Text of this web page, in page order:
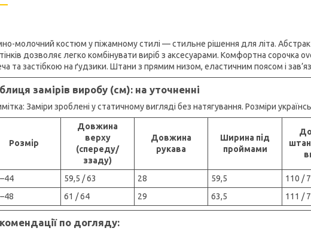
молочний костюм у піжамному стилі — стильне рішення для літа.
дозволяє легко комбінувати виріб з аксесуарами. Комфортна сорочка
та застібкою на ґудзики. Штани з прямим низом, еластичним поясом і
замірів виробу (см): на уточненні
Заміри зроблені у статичному вигляді без натягування. Розміри
Розмір
Довжина
верху
(спереду/
ззаду)
Довжина
рукава
Ширина під
проймами
59,5 / 63 28 59,5 110 /
61 / 64 29 63,5 111 /
по догляду: